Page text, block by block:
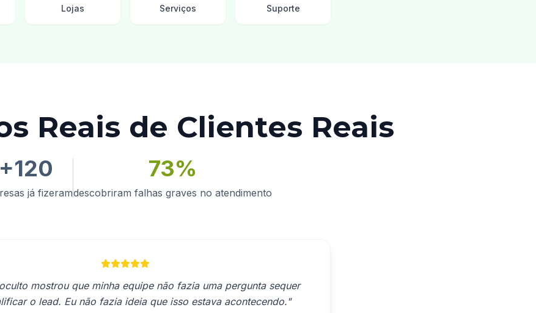
Lojas Serviços Suporte
Reais de Clientes Reais
+120
já fizeram
73%
descobriram falhas graves no atendimento
mostrou que minha equipe não fazia uma pergunta sequer
o lead. Eu não fazia ideia que isso estava acontecendo."